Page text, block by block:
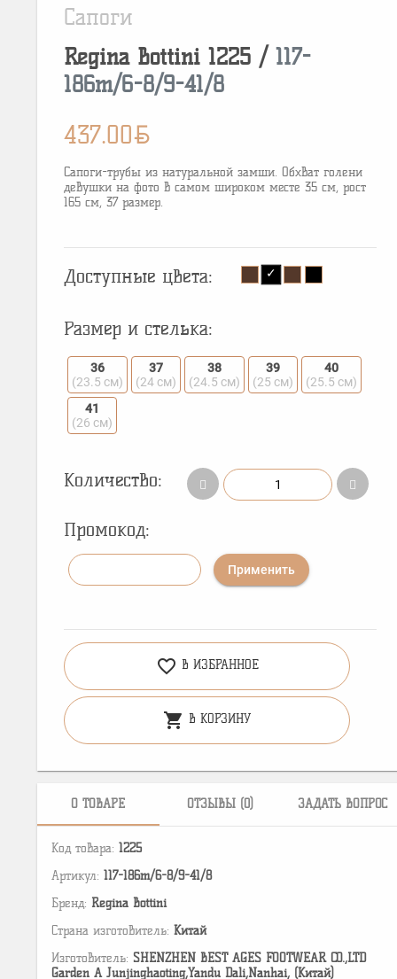
Сапоги
Regina Bottini 1225 / 117-
186m/6-8/9-41/8
437.00BYN
Сапоги-трубы из натуральной замши. Обхват голени
девушки на фото в самом широком месте 35 см, рост
165 см, 37 размер.
Доступные цвета:
Размер и стелька:
36
(23.5 см)
37
(24 см)
38
(24.5 см)
39
(25 см)
40
(25.5 см)
41
(26 см)
Количество:
Промокод:
Применить
favorite_border В ИЗБРАННОЕ
shopping_cart В КОРЗИНУ
О ТОВАРЕ ОТЗЫВЫ (0) ЗАДАТЬ ВОПРОС
Код товара: 1225
Артикул: 117-186m/6-8/9-41/8
Бренд: Regina Bottini
Страна изготовитель: Китай
Изготовитель: SHENZHEN BEST AGES FOOTWEAR CO.,LTD
Garden A Junjinghaoting,Yandu Dali,Nanhai, (Китай)